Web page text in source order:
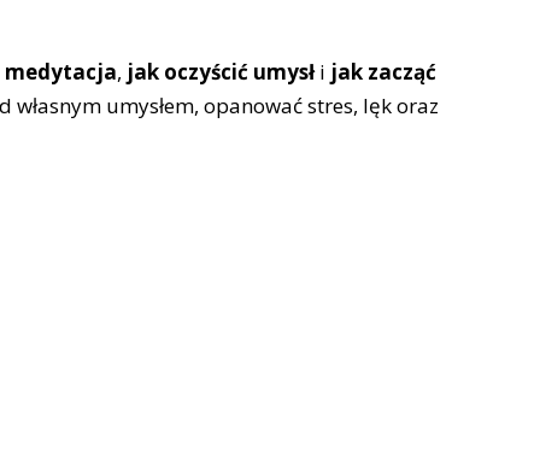
medytacja, jak oczyścić umysłi jak zacząć
umysłem, opanować stres, lęk oraz